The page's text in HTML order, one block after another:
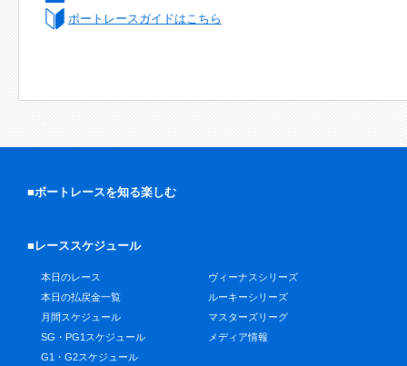
ボートレースガイドはこちら
■ボートレースを知る楽しむ
■レーススケジュール
本日のレース
本日の払戻金一覧
月間スケジュール
SG・PG1スケジュール
G1・G2スケジュール
ヴィーナスシリーズ
ルーキーシリーズ
マスターズリーグ
メディア情報